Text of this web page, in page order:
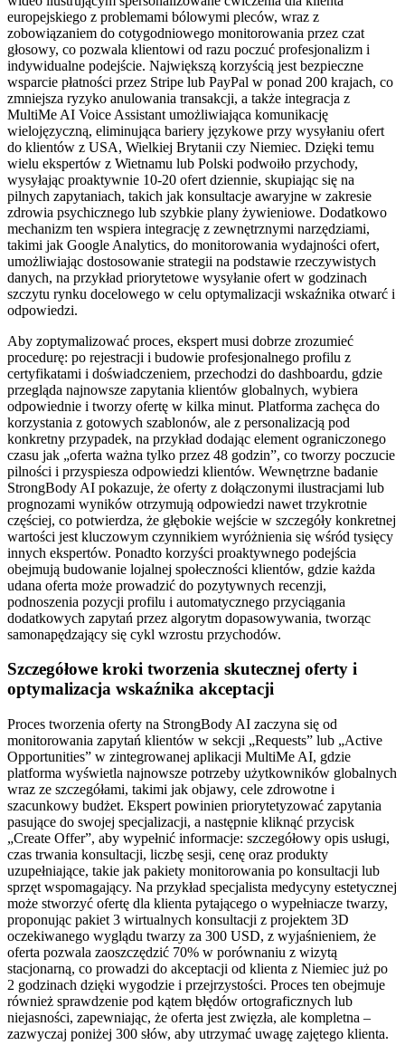
europejskiego z problemami bólowymi pleców, wraz z
zobowiązaniem do cotygodniowego monitorowania przez czat
głosowy, co pozwala klientowi od razu poczuć profesjonalizm i
indywidualne podejście. Największą korzyścią jest bezpieczne
wsparcie płatności przez Stripe lub PayPal w ponad 200 krajach, co
zmniejsza ryzyko anulowania transakcji, a także integracja z
MultiMe AI Voice Assistant umożliwiająca komunikację
wielojęzyczną, eliminująca bariery językowe przy wysyłaniu ofert
do klientów z USA, Wielkiej Brytanii czy Niemiec. Dzięki temu
wielu ekspertów z Wietnamu lub Polski podwoiło przychody,
wysyłając proaktywnie 10-20 ofert dziennie, skupiając się na
pilnych zapytaniach, takich jak konsultacje awaryjne w zakresie
zdrowia psychicznego lub szybkie plany żywieniowe. Dodatkowo
mechanizm ten wspiera integrację z zewnętrznymi narzędziami,
takimi jak Google Analytics, do monitorowania wydajności ofert,
umożliwiając dostosowanie strategii na podstawie rzeczywistych
danych, na przykład priorytetowe wysyłanie ofert w godzinach
szczytu rynku docelowego w celu optymalizacji wskaźnika otwarć i
odpowiedzi.
Aby zoptymalizować proces, ekspert musi dobrze zrozumieć
procedurę: po rejestracji i budowie profesjonalnego profilu z
certyfikatami i doświadczeniem, przechodzi do dashboardu, gdzie
przegląda najnowsze zapytania klientów globalnych, wybiera
odpowiednie i tworzy ofertę w kilka minut. Platforma zachęca do
korzystania z gotowych szablonów, ale z personalizacją pod
konkretny przypadek, na przykład dodając element ograniczonego
czasu jak „oferta ważna tylko przez 48 godzin”, co tworzy poczucie
pilności i przyspiesza odpowiedzi klientów. Wewnętrzne badanie
StrongBody AI pokazuje, że oferty z dołączonymi ilustracjami lub
prognozami wyników otrzymują odpowiedzi nawet trzykrotnie
częściej, co potwierdza, że głębokie wejście w szczegóły konkretnej
wartości jest kluczowym czynnikiem wyróżnienia się wśród tysięcy
innych ekspertów. Ponadto korzyści proaktywnego podejścia
obejmują budowanie lojalnej społeczności klientów, gdzie każda
udana oferta może prowadzić do pozytywnych recenzji,
podnoszenia pozycji profilu i automatycznego przyciągania
dodatkowych zapytań przez algorytm dopasowywania, tworząc
samonapędzający się cykl wzrostu przychodów.
Szczegółowe kroki tworzenia skutecznej oferty i
optymalizacja wskaźnika akceptacji
Proces tworzenia oferty na StrongBody AI zaczyna się od
monitorowania zapytań klientów w sekcji „Requests” lub „Active
Opportunities” w zintegrowanej aplikacji MultiMe AI, gdzie
platforma wyświetla najnowsze potrzeby użytkowników globalnych
wraz ze szczegółami, takimi jak objawy, cele zdrowotne i
szacunkowy budżet. Ekspert powinien priorytetyzować zapytania
pasujące do swojej specjalizacji, a następnie kliknąć przycisk
„Create Offer”, aby wypełnić informacje: szczegółowy opis usługi,
czas trwania konsultacji, liczbę sesji, cenę oraz produkty
uzupełniające, takie jak pakiety monitorowania po konsultacji lub
sprzęt wspomagający. Na przykład specjalista medycyny estetycznej
może stworzyć ofertę dla klienta pytającego o wypełniacze twarzy,
proponując pakiet 3 wirtualnych konsultacji z projektem 3D
oczekiwanego wyglądu twarzy za 300 USD, z wyjaśnieniem, że
oferta pozwala zaoszczędzić 70% w porównaniu z wizytą
stacjonarną, co prowadzi do akceptacji od klienta z Niemiec już po
2 godzinach dzięki wygodzie i przejrzystości. Proces ten obejmuje
również sprawdzenie pod kątem błędów ortograficznych lub
niejasności, zapewniając, że oferta jest zwięzła, ale kompletna –
zazwyczaj poniżej 300 słów, aby utrzymać uwagę zajętego klienta.